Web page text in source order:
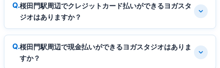
桜田門駅周辺でクレジットカード払いができるヨガスタ
ジオはありますか？
桜田門駅周辺で現金払いができるヨガスタジオはありま
すか？